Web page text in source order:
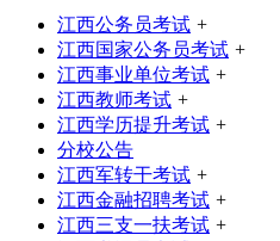
江西公务员考试 +
江西国家公务员考试 +
江西事业单位考试 +
江西教师考试 +
江西学历提升考试 +
分校公告
江西军转干考试 +
江西金融招聘考试 +
江西三支一扶考试 +